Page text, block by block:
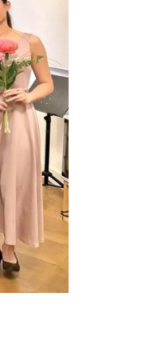
& TRANSFER